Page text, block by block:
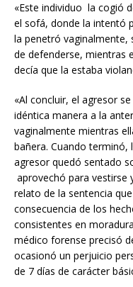
«Este individuo la cogió
el sofá, donde la intentó
la penetró vaginalmente,
de defenderse, mientras
decía que la estaba
«Al concluir, el agresor
idéntica manera a la
vaginalmente mientras
bañera. Cuando
agresor quedó sentado
aprovechó para vestirse
relato de la sentencia
consecuencia de los
consistentes en
médico forense precisó
ocasionó un perjuicio
de 7 días de carácter